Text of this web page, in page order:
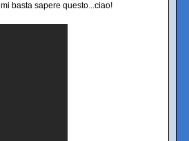
mi basta sapere questo...ciao!